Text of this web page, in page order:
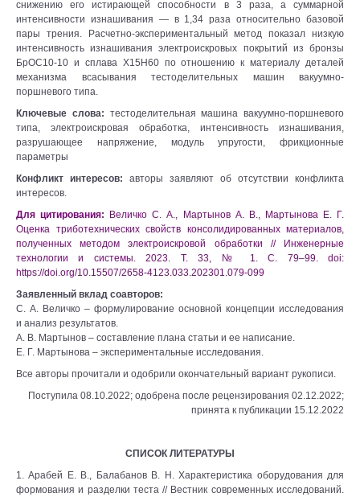
снижению его истирающей способности в 3 раза, а суммарной
интенсивности изнашивания — в 1,34 раза относительно базовой
пары трения. Расчетно-экспериментальный метод показал низкую
интенсивность изнашивания электроискровых покрытий из бронзы
БрОС10-10 и сплава X15H60 по отношению к материалу деталей
механизма всасывания тестоделительных машин вакуумно-
поршневого типа.
Ключевые слова: тестоделительная машина вакуумно-поршневого
типа, электроискровая обработка, интенсивность изнашивания,
разрушающее напряжение, модуль упругости, фрикционные
параметры
Конфликт интересов: авторы заявляют об отсутствии конфликта
интересов.
Для цитирования: Величко С. А., Мартынов А. В., Мартынова Е. Г.
Оценка триботехнических свойств консолидированных материалов,
полученных методом электроискровой обработки // Инженерные
технологии и системы. 2023. Т. 33, № 1. С. 79–99. doi:
https://doi.org/10.15507/2658-4123.033.202301.079-099
Заявленный вклад соавторов:
С. А. Величко – формулирование основной концепции исследования
и анализ результатов.
А. В. Мартынов – составление плана статьи и ее написание.
Е. Г. Мартынова – экспериментальные исследования.
Все авторы прочитали и одобрили окончательный вариант рукописи.
Поступила 08.10.2022; одобрена после рецензирования 02.12.2022;
принята к публикации 15.12.2022
СПИСОК ЛИТЕРАТУРЫ
1. Арабей Е. В., Балабанов В. Н. Характеристика оборудования для
формования и разделки теста // Вестник современных исследований.